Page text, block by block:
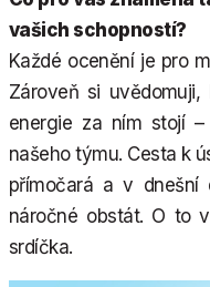
vašich schopností?
Každé ocenění je pro
Zároveň si
energie za ním stojí
našeho týmu. Cesta k
přímočará a v dnešní
náročné obstát. O to
srdíčka.